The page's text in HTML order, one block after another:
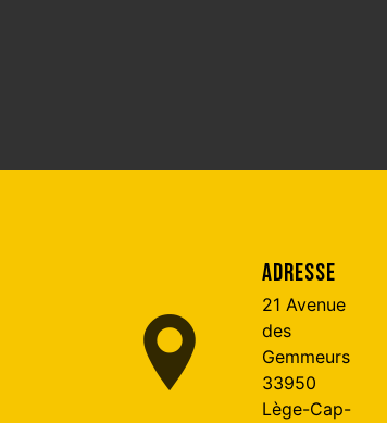
ADRESSE
21 Avenue
des
Gemmeurs
33950
Lège-Cap-